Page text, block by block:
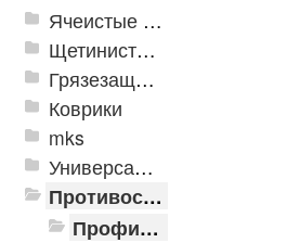
Ячеистые грязезащитные покрытия
Щетинистые покрытия
Грязезащитные, влаговпитывающие покрытия
Коврики
mks
Универсальные модульные покрытия
Противоскользящая защита для лестниц, профили, ленты
Профили алюминиевые с резиновой вставкой